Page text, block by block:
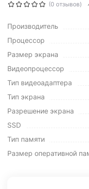
(0 отзывов)
Производитель
Процессор
Размер экрана
Видеопроцессор
Тип видеоадаптера
Тип экрана
Разрешение экрана
SSD
Тип памяти
Размер оперативной